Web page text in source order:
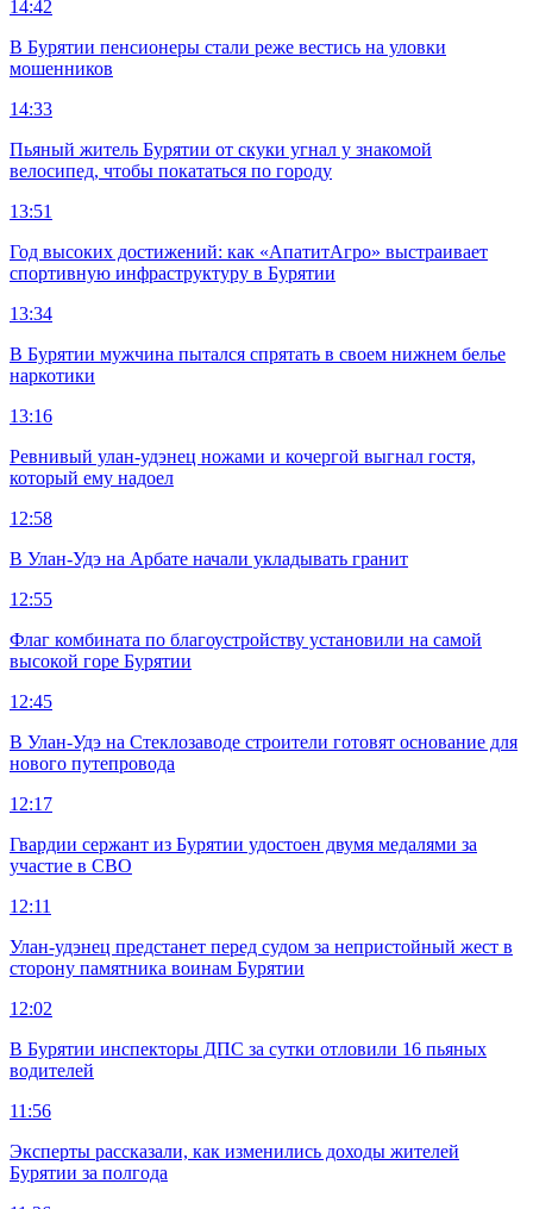
14:42
В Бурятии пенсионеры стали реже вестись на уловки
мошенников
14:33
Пьяный житель Бурятии от скуки угнал у знакомой
велосипед, чтобы покататься по городу
13:51
Год высоких достижений: как «АпатитАгро» выстраивает
спортивную инфраструктуру в Бурятии
13:34
В Бурятии мужчина пытался спрятать в своем нижнем белье
наркотики
13:16
Ревнивый улан-удэнец ножами и кочергой выгнал гостя,
который ему надоел
12:58
В Улан-Удэ на Арбате начали укладывать гранит
12:55
Флаг комбината по благоустройству установили на самой
высокой горе Бурятии
12:45
В Улан-Удэ на Стеклозаводе строители готовят основание для
нового путепровода
12:17
Гвардии сержант из Бурятии удостоен двумя медалями за
участие в СВО
12:11
Улан-удэнец предстанет перед судом за непристойный жест в
сторону памятника воинам Бурятии
12:02
В Бурятии инспекторы ДПС за сутки отловили 16 пьяных
водителей
11:56
Эксперты рассказали, как изменились доходы жителей
Бурятии за полгода